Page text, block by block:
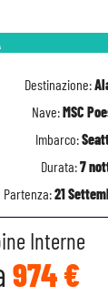
Destinazione:
Nave:MSC
Imbarco:
Durata:7
Partenza:21
Interne
974 €